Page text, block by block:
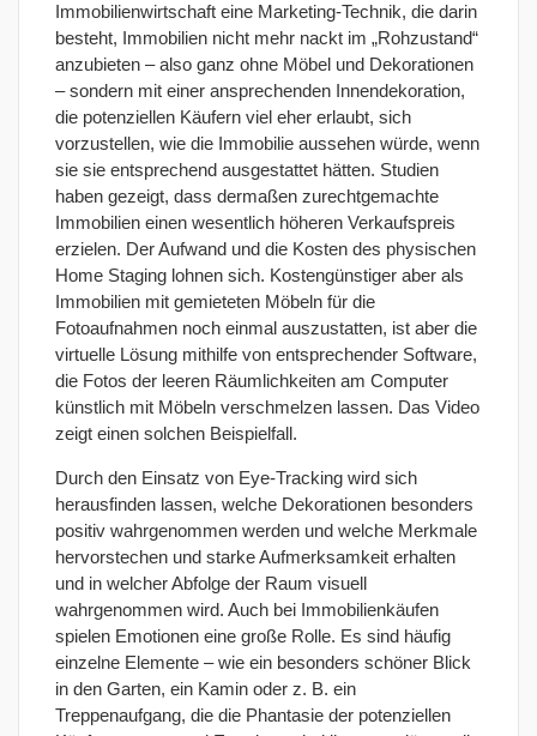
Immobilienwirtschaft eine Marketing-Technik, die darin
besteht, Immobilien nicht mehr nackt im „Rohzustand“
anzubieten – also ganz ohne Möbel und Dekorationen
– sondern mit einer ansprechenden Innendekoration,
die potenziellen Käufern viel eher erlaubt, sich
vorzustellen, wie die Immobilie aussehen würde, wenn
sie sie entsprechend ausgestattet hätten. Studien
haben gezeigt, dass dermaßen zurechtgemachte
Immobilien einen wesentlich höheren Verkaufspreis
erzielen. Der Aufwand und die Kosten des physischen
Home Staging lohnen sich. Kostengünstiger aber als
Immobilien mit gemieteten Möbeln für die
Fotoaufnahmen noch einmal auszustatten, ist aber die
virtuelle Lösung mithilfe von entsprechender Software,
die Fotos der leeren Räumlichkeiten am Computer
künstlich mit Möbeln verschmelzen lassen. Das Video
zeigt einen solchen Beispielfall.
Durch den Einsatz von Eye-Tracking wird sich
herausfinden lassen, welche Dekorationen besonders
positiv wahrgenommen werden und welche Merkmale
hervorstechen und starke Aufmerksamkeit erhalten
und in welcher Abfolge der Raum visuell
wahrgenommen wird. Auch bei Immobilienkäufen
spielen Emotionen eine große Rolle. Es sind häufig
einzelne Elemente – wie ein besonders schöner Blick
in den Garten, ein Kamin oder z. B. ein
Treppenaufgang, die die Phantasie der potenziellen